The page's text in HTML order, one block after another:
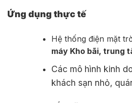
Ứng dụng thực tế
Hệ thống điện mặt
máy Kho bãi, trung
Các mô hình kinh
khách sạn nhỏ,